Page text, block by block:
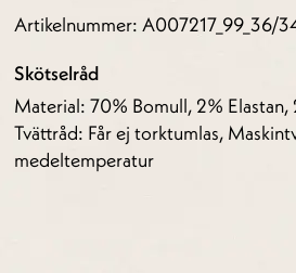
Artikelnummer: A007217_99_36/
Skötselråd
Material: 70% Bomull, 2%
Tvättråd: Får ej torktumlas,
medeltemperatur